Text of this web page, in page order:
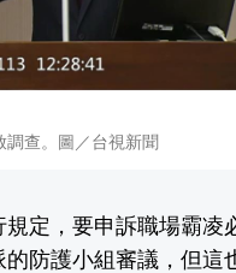
查。圖／台視新聞
定，要申訴職場霸凌
防護小組審議，但這